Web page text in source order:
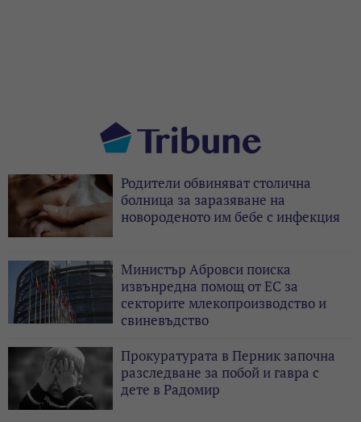
Родители обвиняват столична
болница за заразяване на
новороденото им бебе с инфекция
Министър Абровси поиска
извънредна помощ от ЕС за
секторите млекопроизводство и
свиневъдство
Прокуратурата в Перник започна
разследване за побой и гавра с
дете в Радомир